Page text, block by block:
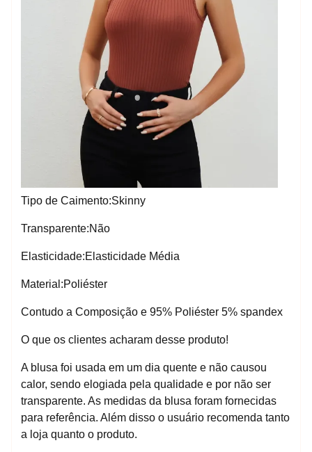
Tipo de Caimento:Skinny
Transparente:Não
Elasticidade:Elasticidade Média
Material:Poliéster
Contudo a Composição e 95% Poliéster 5% spandex
O que os clientes acharam desse produto!
A blusa foi usada em um dia quente e não causou
calor, sendo elogiada pela qualidade e por não ser
transparente. As medidas da blusa foram fornecidas
para referência. Além disso o usuário recomenda tanto
a loja quanto o produto.